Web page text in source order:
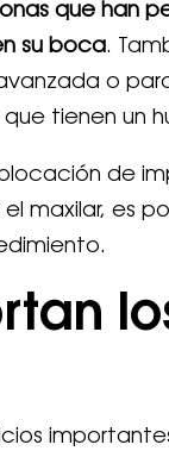
que han
su boca.
o
tienen un
de
maxilar, es